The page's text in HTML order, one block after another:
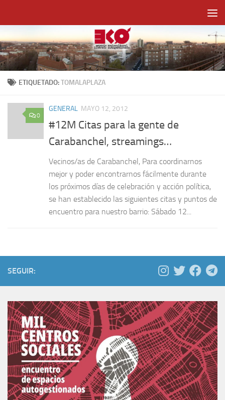
ETIQUETADO:TOMALAPLAZA
0
GENERAL MAYO 12, 2012
#12M Citas para la gente de
Carabanchel, streamings…
Vecinos/as de Carabanchel, Para coordinarnos
mejor y poder encontrarnos fácilmente durante
los próximos días de celebración y acción política,
se han establecido las siguientes citas y puntos de
encuentro para nuestro barrio: Sábado 12...
SEGUIR: